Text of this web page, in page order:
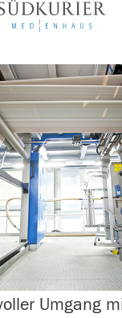
Umgang